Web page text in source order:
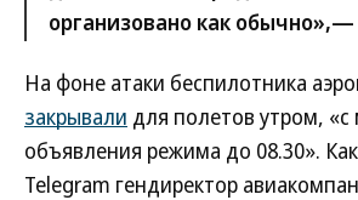
организовано как
На фоне атаки беспилотника
закрывали для полетов утром,
объявления режима до 08.30».
Telegram гендиректор